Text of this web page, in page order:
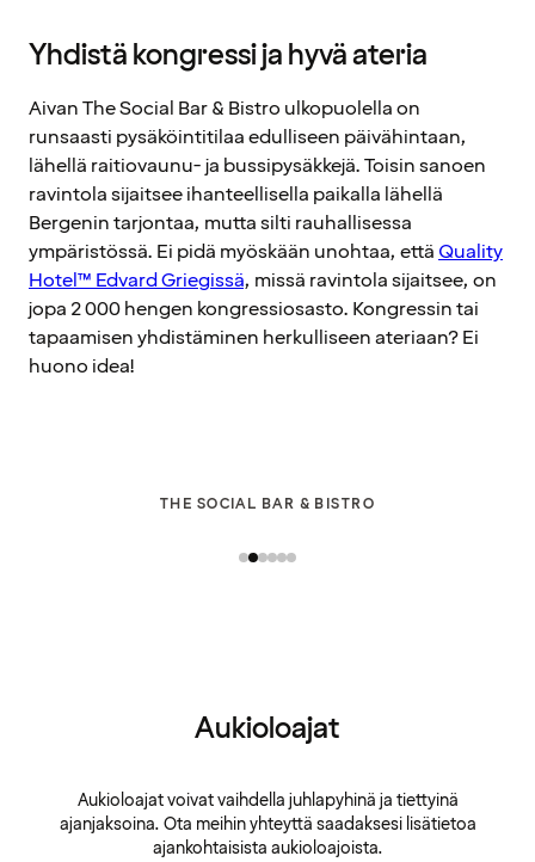
Yhdistä kongressi ja hyvä ateria
Aivan The Social Bar & Bistro ulkopuolella on
runsaasti pysäköintitilaa edulliseen päivähintaan,
lähellä raitiovaunu- ja bussipysäkkejä. Toisin sanoen
ravintola sijaitsee ihanteellisella paikalla lähellä
Bergenin tarjontaa, mutta silti rauhallisessa
ympäristössä. Ei pidä myöskään unohtaa, ettäQuality
Hotel™ Edvard Griegissä, missä ravintola sijaitsee, on
jopa 2 000 hengen kongressiosasto. Kongressin tai
tapaamisen yhdistäminen herkulliseen ateriaan? Ei
huono idea!
THE SOCIAL BAR & BISTRO
Aukioloajat
Aukioloajat voivat vaihdella juhlapyhinä ja tiettyinä
ajanjaksoina. Ota meihin yhteyttä saadaksesi lisätietoa
ajankohtaisista aukioloajoista.